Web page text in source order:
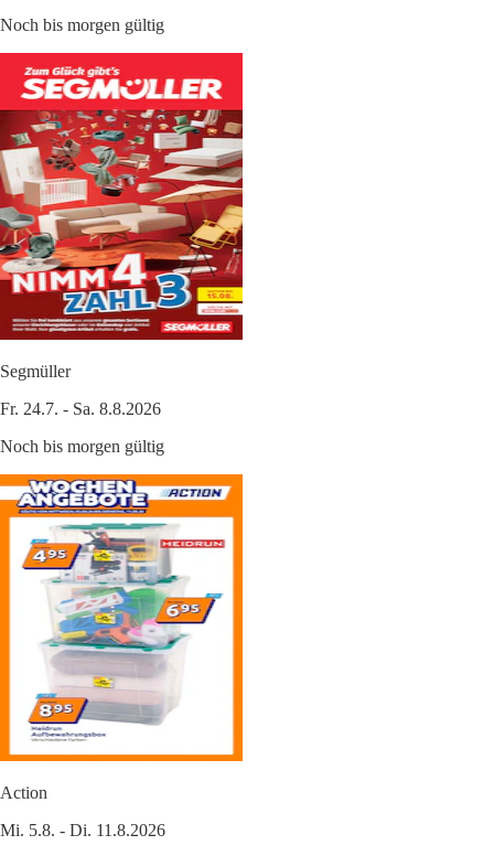
Noch bis morgen gültig
Segmüller
Fr. 24.7. - Sa. 8.8.2026
Noch bis morgen gültig
Action
Mi. 5.8. - Di. 11.8.2026